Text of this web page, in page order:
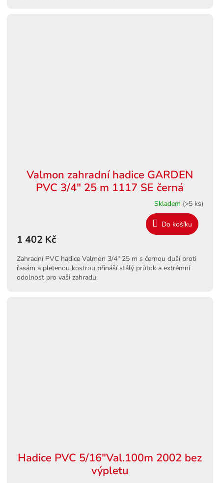
Valmon zahradní hadice GARDEN
PVC 3/4" 25 m 1117 SE černá
Skladem (>5 ks)
1 402 Kč
Do košíku
Zahradní PVC hadice Valmon 3/4" 25 m s černou duší proti
řasám a pletenou kostrou přináší stálý průtok a extrémní
odolnost pro vaši zahradu.
Hadice PVC 5/16"Val.100m 2002 bez
výpletu